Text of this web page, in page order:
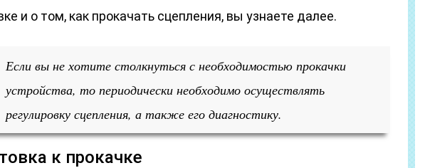
и о том, как прокачать сцепления, вы узнаете далее.
Если вы не хотите столкнуться с необходимостью прокачки
устройства, то периодически необходимо осуществлять
регулировку сцепления, а также его диагностику.
к прокачке